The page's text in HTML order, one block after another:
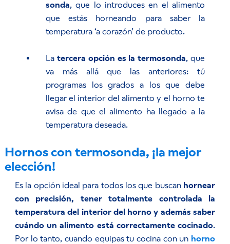
sonda, que lo introduces en el alimento
que estás horneando para saber la
temperatura ‘a corazón’ de producto.
La tercera opción es la termosonda, que
va más allá que las anteriores: tú
programas los grados a los que debe
llegar el interior del alimento y el horno te
avisa de que el alimento ha llegado a la
temperatura deseada.
Hornos con termosonda, ¡la mejor
elección!
Es la opción ideal para todos los que buscan hornear
con precisión, tener totalmente controlada la
temperatura del interior del horno y además saber
cuándo un alimento está correctamente cocinado.
Por lo tanto, cuando equipas tu cocina con un horno